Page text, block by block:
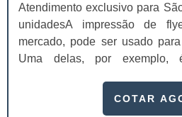
Atendimento exclusivo para
unidadesA impressão de
mercado, pode ser usado
Uma delas, por
exemplo.Outro segmento que
COTAR